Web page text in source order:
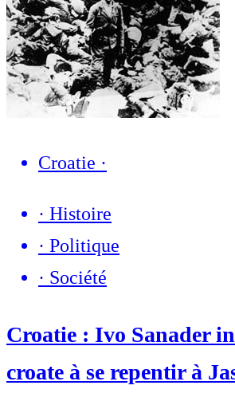
Croatie ·
· Histoire
· Politique
· Société
Croatie : Ivo Sanader
croate à se repentir à